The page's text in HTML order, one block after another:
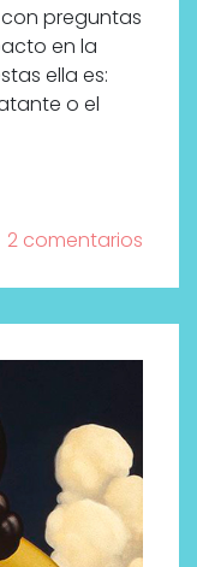
preguntas
en la
ella es:
o el
2 comentarios